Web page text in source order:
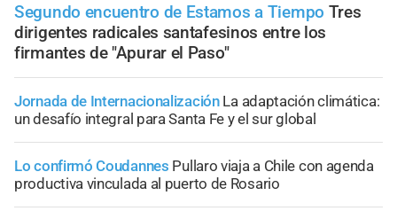
Segundo encuentro de Estamos a Tiempo Tres
dirigentes radicales santafesinos entre los
firmantes de "Apurar el Paso"
Jornada de Internacionalización La adaptación climática:
un desafío integral para Santa Fe y el sur global
Lo confirmó Coudannes Pullaro viaja a Chile con agenda
productiva vinculada al puerto de Rosario